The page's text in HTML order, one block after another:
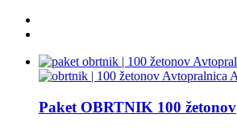
Paket OBRTNIK 100 žetonov